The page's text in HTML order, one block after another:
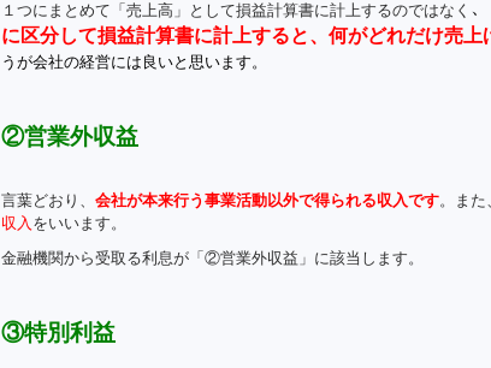
１つにまとめて「売上高」として損益計算書に計上するのではなく
に区分して損益計算書に計上すると、何がどれだけ売上
うが会社の経営には良いと思います。
②営業外収益
言葉どおり、 会社が本来行う事業活動以外で得られる収入です。また
収入 をいいます。
金融機関から受取る利息が「②営業外収益」に該当します。
③特別利益